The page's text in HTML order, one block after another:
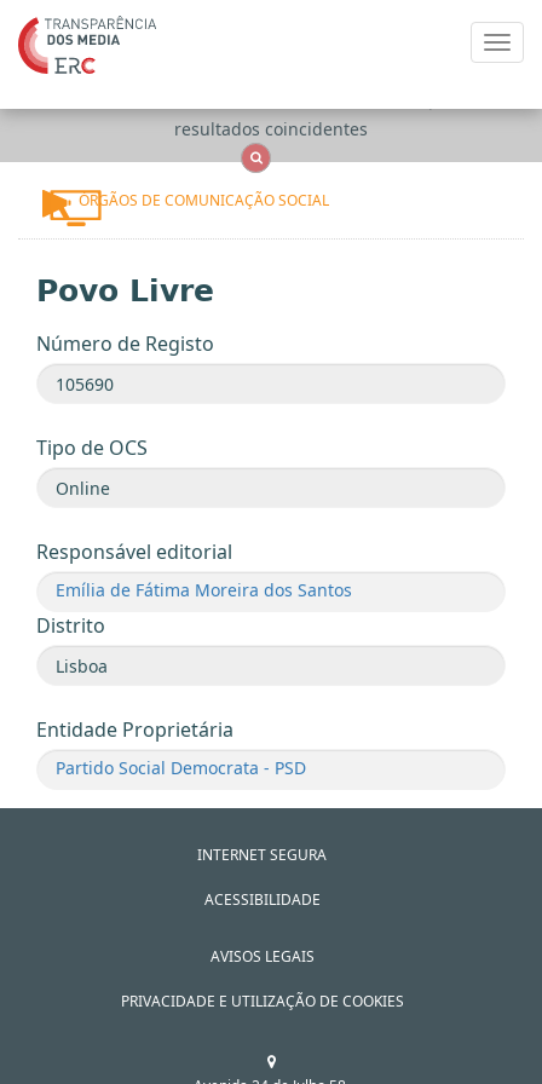
resultados coincidentes
ÓRGÃOS DE COMUNICAÇÃO SOCIAL
Povo Livre
Número de Registo
Tipo de OCS
Responsável editorial
Emília de Fátima Moreira dos Santos
Distrito
Entidade Proprietária
Partido Social Democrata - PSD
INTERNET SEGURA
ACESSIBILIDADE
AVISOS LEGAIS
PRIVACIDADE E UTILIZAÇÃO DE COOKIES